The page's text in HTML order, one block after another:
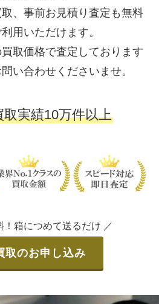
、事前お見積り査定も無料
用いただけます。
取価格で査定しております
い合わせくださいませ。
実績10万件以上
！箱につめて送るだけ ／
取のお申し込み